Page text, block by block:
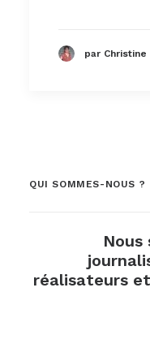
par Christine
QUI SOMMES-NOUS ?
réalisateurs